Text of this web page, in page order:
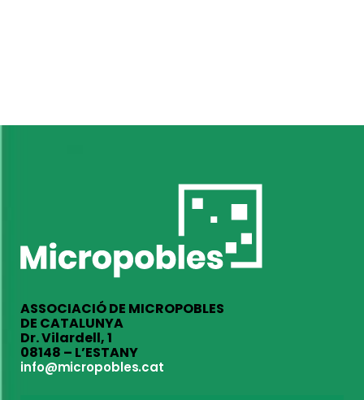
ASSOCIACIÓ DE MICROPOBLES
DE CATALUNYA
Dr. Vilardell, 1
08148 – L’ESTANY
info@micropobles.cat